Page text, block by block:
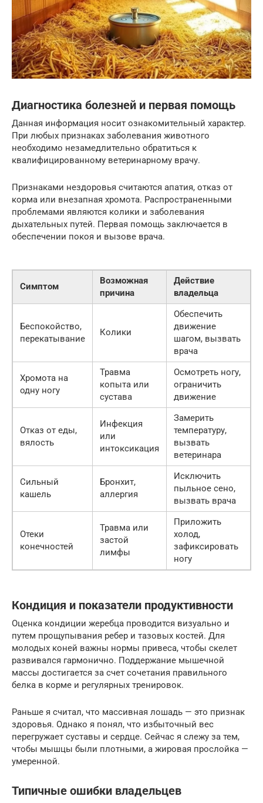
Диагностика болезней и первая помощь
Данная информация носит ознакомительный характер.
При любых признаках заболевания животного
необходимо незамедлительно обратиться к
квалифицированному ветеринарному врачу.
Признаками нездоровья считаются апатия, отказ от
корма или внезапная хромота. Распространенными
проблемами являются колики и заболевания
дыхательных путей. Первая помощь заключается в
обеспечении покоя и вызове врача.
Симптом
Возможная
причина
Действие
владельца
Беспокойство,
перекатывание
Колики
Обеспечить
движение
шагом, вызвать
врача
Хромота на
одну ногу
Травма
копыта или
сустава
Осмотреть ногу,
ограничить
движение
Отказ от еды,
вялость
Инфекция
или
интоксикация
Замерить
температуру,
вызвать
ветеринара
Сильный
кашель
Бронхит,
аллергия
Исключить
пыльное сено,
вызвать врача
Отеки
конечностей
Травма или
застой
лимфы
Приложить
холод,
зафиксировать
ногу
Кондиция и показатели продуктивности
Оценка кондиции жеребца проводится визуально и
путем прощупывания ребер и тазовых костей. Для
молодых коней важны нормы привеса, чтобы скелет
развивался гармонично. Поддержание мышечной
массы достигается за счет сочетания правильного
белка в корме и регулярных тренировок.
Раньше я считал, что массивная лошадь — это признак
здоровья. Однако я понял, что избыточный вес
перегружает суставы и сердце. Сейчас я слежу за тем,
чтобы мышцы были плотными, а жировая прослойка —
умеренной.
Типичные ошибки владельцев